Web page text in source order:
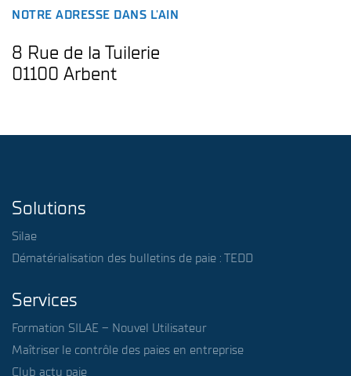
NOTRE ADRESSE DANS L'AIN
8 Rue de la Tuilerie
01100 Arbent
Solutions
Silae
Dématérialisation des bulletins de paie : TEDD
Services
Formation SILAE – Nouvel Utilisateur
Maîtriser le contrôle des paies en entreprise
Club actu paie